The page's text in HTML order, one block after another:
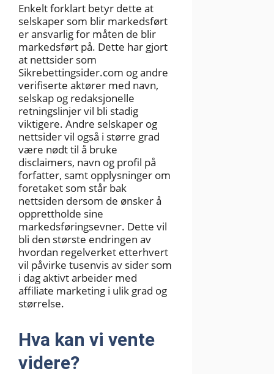
Enkelt forklart betyr dette at
selskaper som blir markedsført
er ansvarlig for måten de blir
markedsført på. Dette har gjort
at nettsider som
Sikrebettingsider.com og andre
verifiserte aktører med navn,
selskap og redaksjonelle
retningslinjer vil bli stadig
viktigere. Andre selskaper og
nettsider vil også i større grad
være nødt til å bruke
disclaimers, navn og profil på
forfatter, samt opplysninger om
foretaket som står bak
nettsiden dersom de ønsker å
opprettholde sine
markedsføringsevner. Dette vil
bli den største endringen av
hvordan regelverket etterhvert
vil påvirke tusenvis av sider som
i dag aktivt arbeider med
affiliate marketing i ulik grad og
størrelse.
Hva kan vi vente
videre?